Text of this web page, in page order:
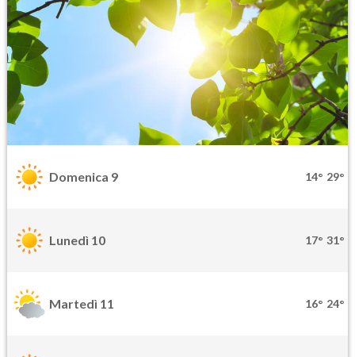
Domenica 9 14° 29°
Lunedì 10 17° 31°
Martedì 11 16° 24°